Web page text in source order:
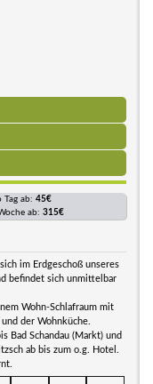
Tag ab: 45€
ab: 315€
im Erdgeschoß unseres
befindet sich unmittelbar
Wohn-Schlafraum mit
der Wohnküche.
Bad Schandau (Markt) und
ab bis zum o.g. Hotel.